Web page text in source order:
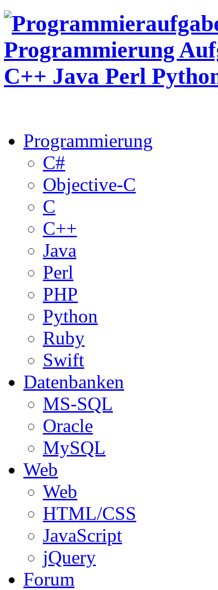
Programmierung
C#
Objective-C
C
C++
Java
Perl
PHP
Python
Ruby
Swift
Datenbanken
MS-SQL
Oracle
MySQL
Web
Web
HTML/CSS
JavaScript
jQuery
Forum